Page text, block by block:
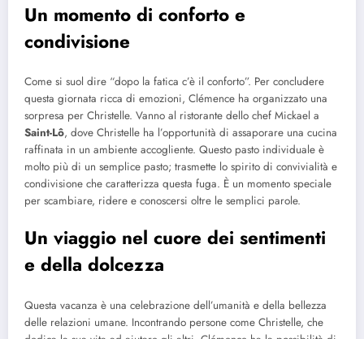
Un momento di conforto e
condivisione
Come si suol dire “dopo la fatica c’è il conforto”. Per concludere
questa giornata ricca di emozioni, Clémence ha organizzato una
sorpresa per Christelle. Vanno al ristorante dello chef Mickael a
Saint-Lô, dove Christelle ha l’opportunità di assaporare una cucina
raffinata in un ambiente accogliente. Questo pasto individuale è
molto più di un semplice pasto; trasmette lo spirito di convivialità e
condivisione che caratterizza questa fuga. È un momento speciale
per scambiare, ridere e conoscersi oltre le semplici parole.
Un viaggio nel cuore dei sentimenti
e della dolcezza
Questa vacanza è una celebrazione dell’umanità e della bellezza
delle relazioni umane. Incontrando persone come Christelle, che